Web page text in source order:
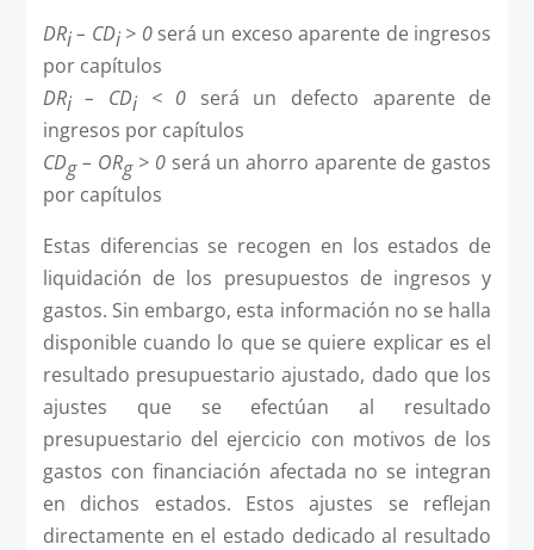
DRi– CDi > 0 será un exceso aparente de ingresos
por capítulos
DRi– CDi < 0 será un defecto aparente de
ingresos por capítulos
CDg– ORg> 0 será un ahorro aparente de gastos
por capítulos
Estas diferencias se recogen en los estados de
liquidación de los presupuestos de ingresos y
gastos. Sin embargo, esta información no se halla
disponible cuando lo que se quiere explicar es el
resultado presupuestario ajustado, dado que los
ajustes que se efectúan al resultado
presupuestario del ejercicio con motivos de los
gastos con financiación afectada no se integran
en dichos estados. Estos ajustes se reflejan
directamente en el estado dedicado al resultado